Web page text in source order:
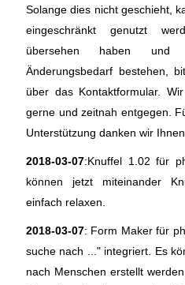
Solange dies nicht geschieht,
eingeschränkt genutzt
übersehen haben
Änderungsbedarf bestehen,
über das Kontaktformular.
gerne und zeitnah entgegen.
Unterstützung danken wir
2018-03-07:Knuffel 1.02 für
können jetzt miteinander
einfach relaxen.
2018-03-07: Form Maker für
suche nach ..." integriert. Es
nach Menschen erstellt